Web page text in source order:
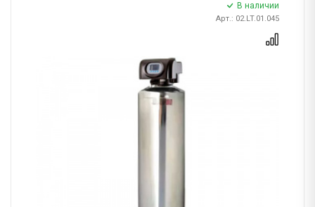
В наличии
Арт.: 02.LT.01.045